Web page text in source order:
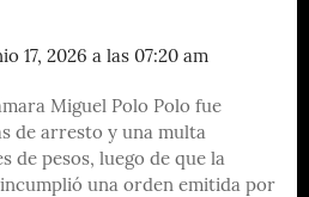
17, 2026 a las 07:20 am
Miguel Polo Polo fue
de arresto y una multa
de pesos, luego de que la
una orden emitida por